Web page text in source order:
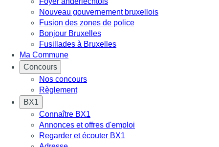
Nouveau gouvernement bruxellois
Fusion des zones de police
Bonjour Bruxelles
Fusillades à Bruxelles
Ma Commune
Concours
Nos concours
Règlement
BX1
Connaître BX1
Annonces et offres d'emploi
Regarder et écouter BX1